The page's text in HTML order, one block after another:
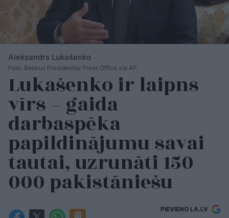
Aleksandrs Lukašenko
Foto. Belarus Presidential Press Office via AP
Lukašenko ir laipns
vīrs – gaida
darbaspēka
papildinājumu savai
tautai, uzrunāti 150
000 pakistāniešu
PIEVIENO LA.LV